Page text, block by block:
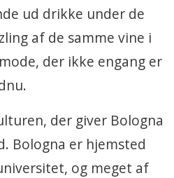
ud drikke under de
af de samme vine i
der ikke engang er
der giver Bologna
Bologna er hjemsted
og meget af